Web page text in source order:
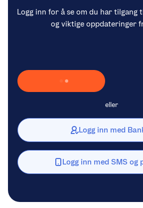
Logg inn for å se om du har tilgang
og viktige oppdateringer
Laster inn Vipps …
eller
Logg inn med
Logg inn med SMS og